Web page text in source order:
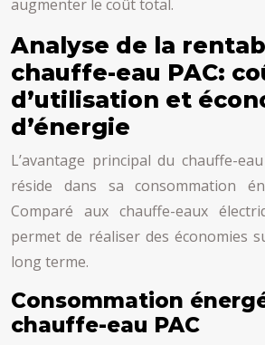
augmenter le coût total.
Analyse de la
chauffe-eau PAC:
d’utilisation et
d’énergie
L’avantage principal du chauffe-
réside dans sa consommation
Comparé aux chauffe-eaux
permet de réaliser des économies
long terme.
Consommation
chauffe-eau PAC